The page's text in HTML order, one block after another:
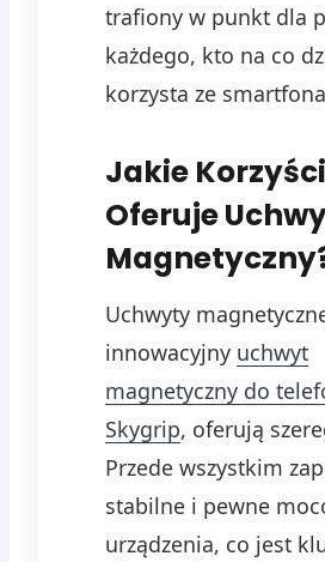
trafiony w punkt dla
każdego, kto na co
korzysta ze
Jakie Korzyści
Oferuje
Uchwyty
innowacyjny uchwyt
magnetyczny do
Skygrip, oferują
Przede wszystkim
stabilne i pewne
urządzenia, co jest